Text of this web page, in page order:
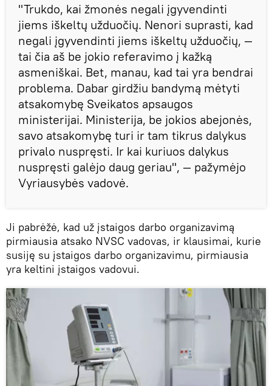
"Trukdo, kai žmonės negali įgyvendinti
jiems iškeltų užduočių. Nenori suprasti, kad
negali įgyvendinti jiems iškeltų užduočių, —
tai čia aš be jokio referavimo į kažką
asmeniškai. Bet, manau, kad tai yra bendrai
problema. Dabar girdžiu bandymą mėtyti
atsakomybę Sveikatos apsaugos
ministerijai. Ministerija, be jokios abejonės,
savo atsakomybę turi ir tam tikrus dalykus
privalo nuspręsti. Ir kai kuriuos dalykus
nuspręsti galėjo daug geriau", — pažymėjo
Vyriausybės vadovė.
Ji pabrėžė, kad už įstaigos darbo organizavimą
pirmiausia atsako NVSC vadovas, ir klausimai, kurie
susiję su įstaigos darbo organizavimu, pirmiausia
yra keltini įstaigos vadovui.